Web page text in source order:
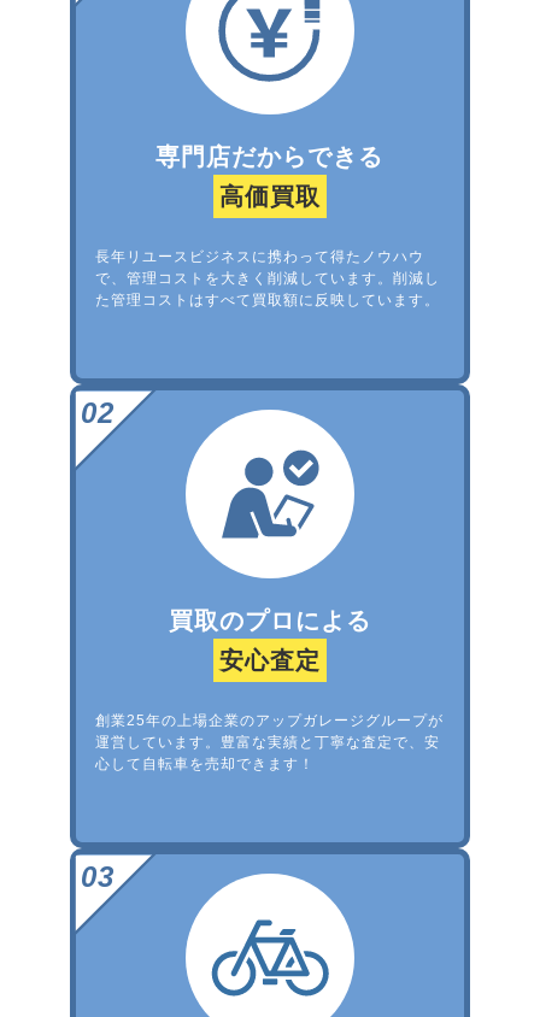
専門店だからできる
高価買取
長年リユースビジネスに携わって得たノウハウ
で、管理コストを大きく削減しています。削減し
た管理コストはすべて買取額に反映しています。
買取のプロによる
安心査定
創業25年の上場企業のアップガレージグループが
運営しています。豊富な実績と丁寧な査定で、安
心して自転車を売却できます！